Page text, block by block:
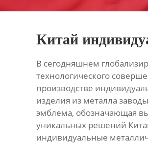
Китай
В сегодняшнем
технологического
производстве
изделия из металла
эмблема, обозначающая
уникальных решений
индивидуальные